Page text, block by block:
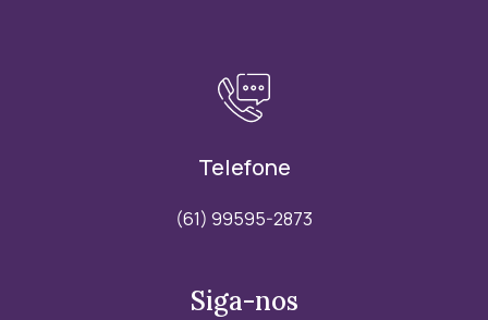
Telefone
(61) 99595-2873
Siga-nos